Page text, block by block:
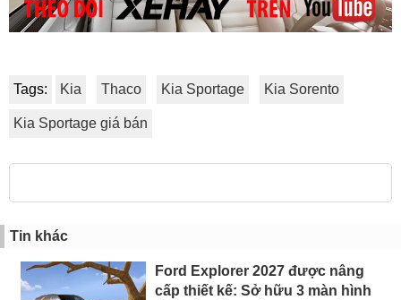
Tags: Kia Thaco Kia Sportage Kia Sorento
Kia Sportage giá bán
Tin khác
Ford Explorer 2027 được nâng
cấp thiết kế: Sở hữu 3 màn hình